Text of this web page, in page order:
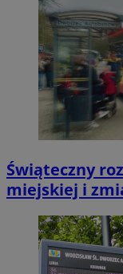
Świąteczny
miejskiej i